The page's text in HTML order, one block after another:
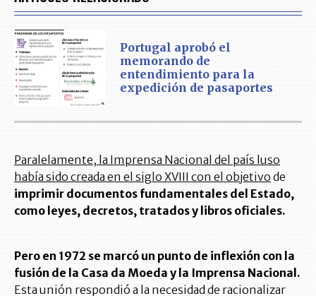
Portugal aprobó el
memorando de
entendimiento para la
expedición de pasaportes
Paralelamente, la Imprensa Nacional del país luso
había sido creada en el siglo XVIII con el objetivo de
imprimir documentos fundamentales del Estado,
como leyes, decretos, tratados y libros oficiales.
Pero en 1972 se marcó un punto de inflexión con la
fusión de la Casa da Moeda y la Imprensa Nacional.
Esta unión respondió a la necesidad de racionalizar